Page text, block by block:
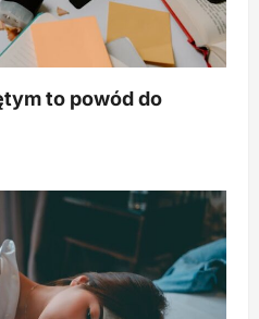
to powód do